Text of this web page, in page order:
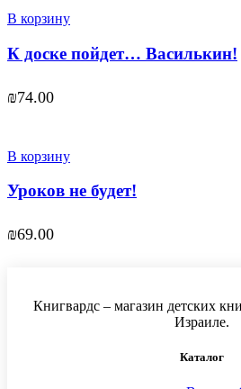
В корзину
К доске пойдет… Василькин!
₪74.00
В корзину
Уроков не будет!
₪69.00
Книгвардс – магазин детских
Израиле.
Каталог